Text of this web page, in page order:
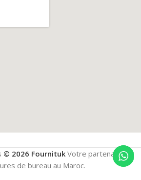
© 2026 Fournituk Votre partenaire en
de bureau au Maroc.